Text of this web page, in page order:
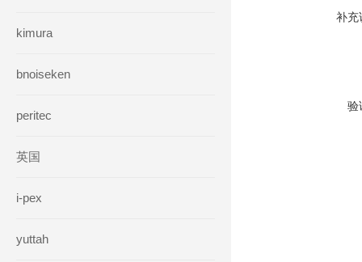
kimura
bnoiseken
peritec
英国
i-pex
yuttah
补充
验